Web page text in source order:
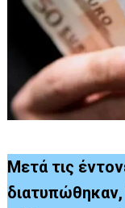
Μετά τις